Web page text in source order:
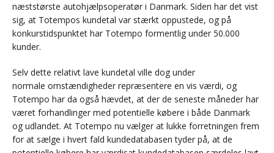
næststørste autohjælpsoperatør i Danmark. Siden har det vist
sig, at Totempos kundetal var stærkt oppustede, og på
konkurstidspunktet har Totempo formentlig under 50.000
kunder.
Selv dette relativt lave kundetal ville dog under
normale omstændigheder repræsentere en vis værdi, og
Totempo har da også hævdet, at der de seneste måneder har
været forhandlinger med potentielle købere i både Danmark
og udlandet. At Totempo nu vælger at lukke forretningen frem
for at sælge i hvert fald kundedatabasen tyder på, at de